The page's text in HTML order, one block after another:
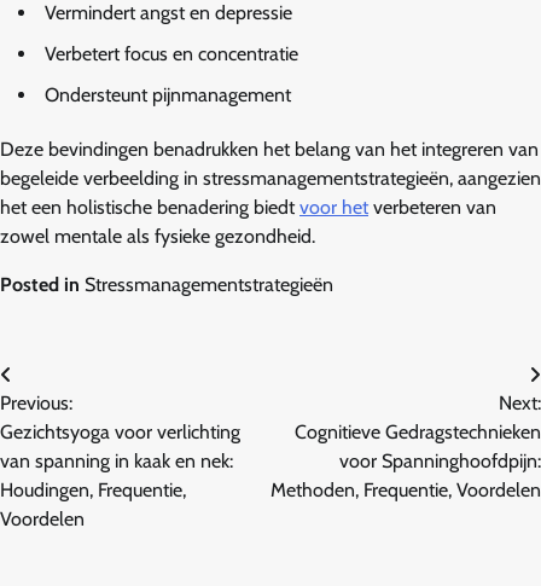
Vermindert angst en depressie
Verbetert focus en concentratie
Ondersteunt pijnmanagement
Deze bevindingen benadrukken het belang van het integreren van
begeleide verbeelding in stressmanagementstrategieën, aangezien
het een holistische benadering biedtvoor het verbeteren van
zowel mentale als fysieke gezondheid.
Posted in Stressmanagementstrategieën
Post
navigation
Previous:
Gezichtsyoga voor verlichting
van spanning in kaak en nek:
Houdingen, Frequentie,
Voordelen
Next:
Cognitieve Gedragstechnieken
voor Spanninghoofdpijn:
Methoden, Frequentie, Voordelen